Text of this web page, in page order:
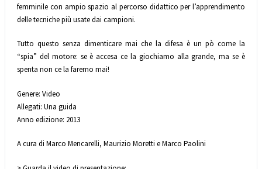
femminile con ampio spazio al percorso didattico per l’apprendimento
delle tecniche più usate dai campioni.
Tutto questo senza dimenticare mai che la difesa è un pò come la
“spia” del motore: se è accesa ce la giochiamo alla grande, ma se è
spenta non ce la faremo mai!
Genere: Video
Allegati: Una guida
Anno edizione: 2013
A cura di Marco Mencarelli, Maurizio Moretti e Marco Paolini